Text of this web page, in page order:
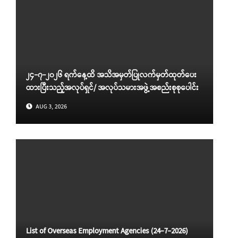
၂၄-၇-၂၀၂၆ ရက်နေ့ထိ အသိအမှတ်ပြုလက်မှတ်ထုတ်ပေး
ထားပြီးသည့်အလုပ်ရှင်/ အလုပ်သမားအဖွဲ့အစည်းစုစုပေါင်း
AUG 3, 2026
List of Overseas Employment Agencies (24-7-2026)